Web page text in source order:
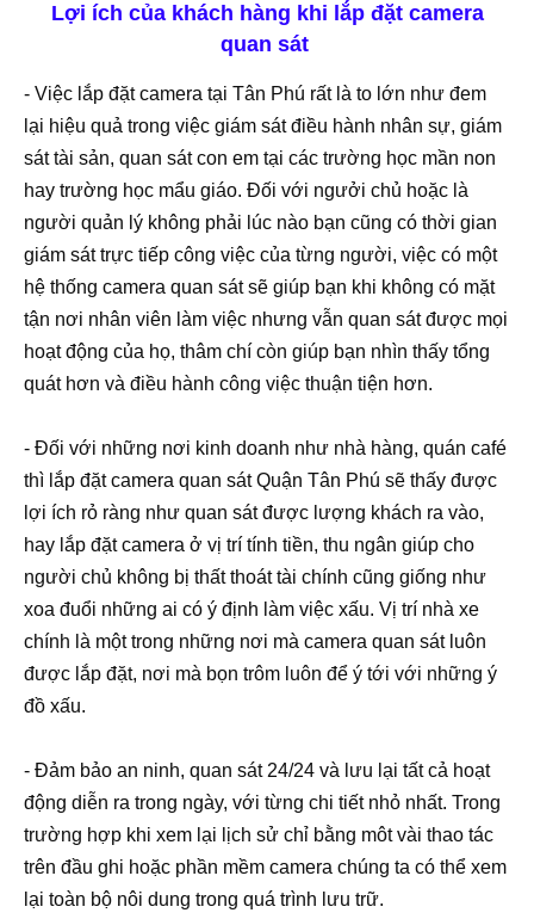
Lợi ích của khách hàng khi lắp đặt camera
quan sát
- Việc lắp đặt camera tại Tân Phú rất là to lớn như đem
lại hiệu quả trong việc giám sát điều hành nhân sự, giám
sát tài sản, quan sát con em tại các trường học mần non
hay trường học mẩu giáo. Đối với ngưởi chủ hoặc là
người quản lý không phải lúc nào bạn cũng có thời gian
giám sát trực tiếp công việc của từng người, việc có một
hệ thống camera quan sát sẽ giúp bạn khi không có mặt
tận nơi nhân viên làm việc nhưng vẫn quan sát được mọi
hoạt động của họ, thâm chí còn giúp bạn nhìn thấy tổng
quát hơn và điều hành công việc thuận tiện hơn.
- Đối với những nơi kinh doanh như nhà hàng, quán café
thì lắp đặt camera quan sát Quận Tân Phú sẽ thấy được
lợi ích rỏ ràng như quan sát được lượng khách ra vào,
hay lắp đặt camera ở vị trí tính tiền, thu ngân giúp cho
người chủ không bị thất thoát tài chính cũng giống như
xoa đuổi những ai có ý định làm việc xấu. Vị trí nhà xe
chính là một trong những nơi mà camera quan sát luôn
được lắp đặt, nơi mà bọn trôm luôn để ý tới với những ý
đồ xấu.
- Đảm bảo an ninh, quan sát 24/24 và lưu lại tất cả hoạt
động diễn ra trong ngày, với từng chi tiết nhỏ nhất. Trong
trường hợp khi xem lại lịch sử chỉ bằng môt vài thao tác
trên đầu ghi hoặc phần mềm camera chúng ta có thể xem
lại toàn bộ nôi dung trong quá trình lưu trữ.